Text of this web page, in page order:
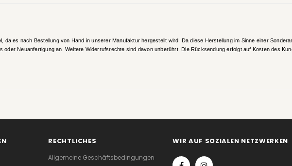
da es nach Bestellung von Hand in unserer Manufaktur hergestellt wird. Da diese Herstellung im Sinne einer
oder Neuanfertigung an.Weitere Widerrufsrechte sind davon unberührt.Die Rücksendung erfolgt auf Kosten des
RECHTLICHES
Allgemeine Geschäftsbedingungen
WIR AUF SOZIALEN NETZWERKEN